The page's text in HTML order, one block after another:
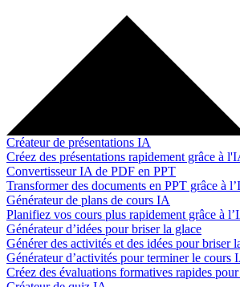
Créateur de présentations IA
Créez des présentations rapidement grâce à
Convertisseur IA de PDF en PPT
Transformer des documents en PPT grâce à
Générateur de plans de cours IA
Planifiez vos cours plus rapidement grâce à
Générateur d’idées pour briser la glace
Générer des activités et des idées pour briser
Générateur d’activités pour terminer le cours
Créez des évaluations formatives rapides